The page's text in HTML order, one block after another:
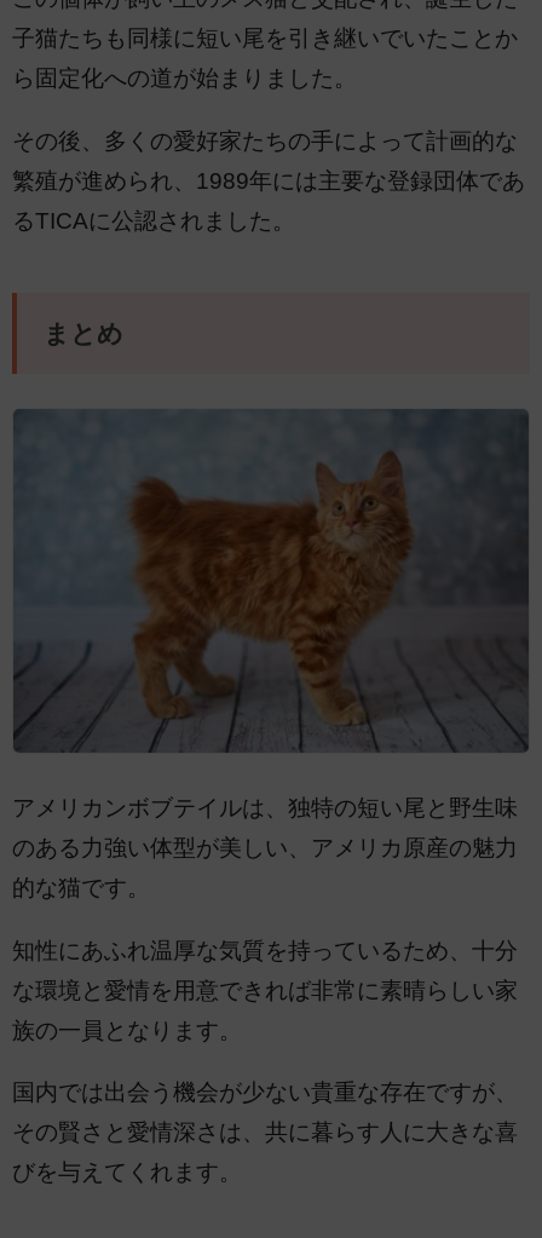
子猫たちも同様に短い尾を引き継いでいたことか
ら固定化への道が始まりました。
その後、多くの愛好家たちの手によって計画的な
繁殖が進められ、1989年には主要な登録団体であ
るTICAに公認されました。
まとめ
アメリカンボブテイルは、独特の短い尾と野生味
のある力強い体型が美しい、アメリカ原産の魅力
的な猫です。
知性にあふれ温厚な気質を持っているため、十分
な環境と愛情を用意できれば非常に素晴らしい家
族の一員となります。
国内では出会う機会が少ない貴重な存在ですが、
その賢さと愛情深さは、共に暮らす人に大きな喜
びを与えてくれます。